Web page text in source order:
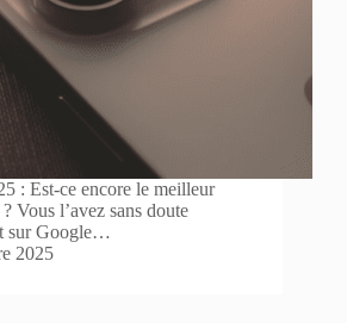
: Est-ce encore le meilleur
Vous l’avez sans doute
sur Google…
2025